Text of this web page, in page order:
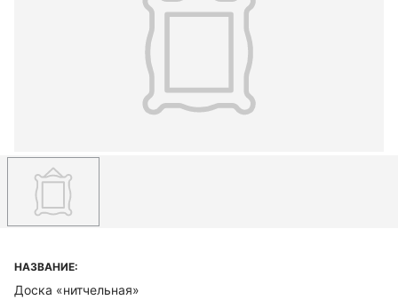
НАЗВАНИЕ:
Доска «нитчельная»